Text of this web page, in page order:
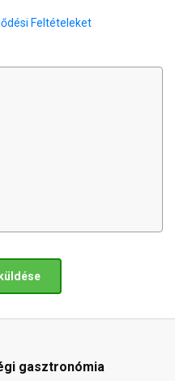
Feltételeket
gasztronómia